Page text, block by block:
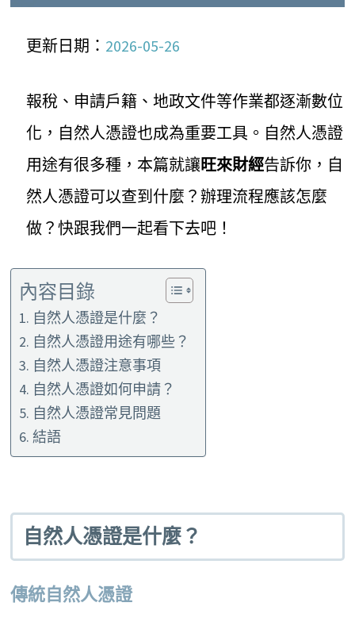
更新日期： 2026-05-26
報稅、申請戶籍、地政文件等作業都逐漸數位
化，自然人憑證也成為重要工具。自然人憑證
用途有很多種，本篇就讓旺來財經告訴你，自
然人憑證可以查到什麼？辦理流程應該怎麼
做？快跟我們一起看下去吧！
內容目錄
自然人憑證是什麼？
自然人憑證用途有哪些？
自然人憑證注意事項
自然人憑證如何申請？
自然人憑證常見問題
結語
自然人憑證是什麼？
傳統自然人憑證